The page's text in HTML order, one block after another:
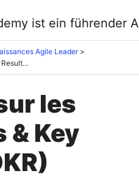
Agile Leader
8 mythes sur les Objectives & Key Results (OKR)
les
& Key